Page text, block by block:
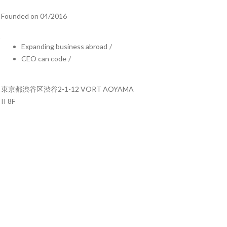
Founded on 04/2016
Expanding business abroad /
CEO can code /
東京都渋谷区渋谷2-1-12 VORT AOYAMA
II 8F